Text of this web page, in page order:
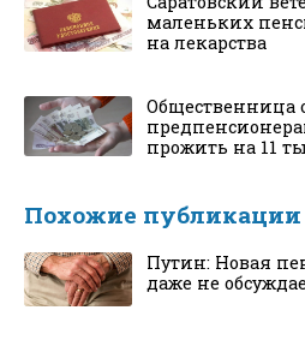
маленьких
на лекарства
Общественница
прожить на 11
Похожие публикации
Путин: Новая
даже не